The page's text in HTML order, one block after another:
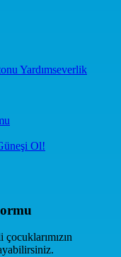
Yardımseverlik
Ol!